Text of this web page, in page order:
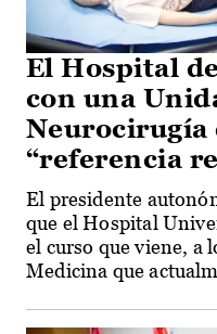
El Hospital
con una
Neurocirugía
“referencia
El presidente
que el Hospital
el curso que viene, a
Medicina que